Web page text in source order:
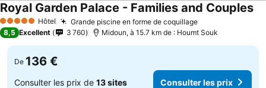
5 Étoiles Hôtel Grande piscine en forme de coquillage
Royal Garden Palace - Families and Couples
8,5 Excellent 3 760 Midoun, à 15.7 km de : Houmt Souk
De 136 €
Consulter les prix de 13 sites Consulter les prix